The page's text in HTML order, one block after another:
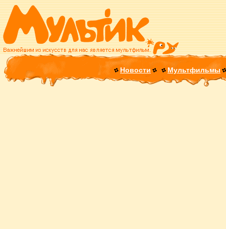
Новости Мультфильмы